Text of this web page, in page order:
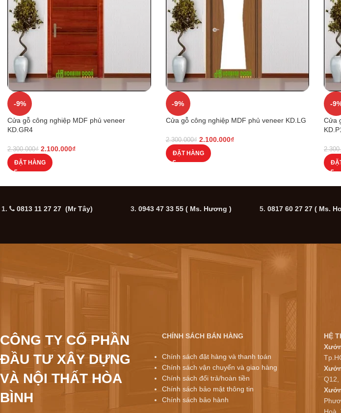
-9%
Cửa gỗ công nghiệp MDF phủ veneer
KD.GR4
2.300.000₫ 2.100.000₫
ĐẶT HÀNG
-9%
Cửa gỗ công nghiệp MDF phủ veneer KD.LG
2.300.000₫ 2.100.000₫
ĐẶT HÀNG
-
Cửa
1. 0813 11 27 27 (Mr Tây) 3. 0943 47 33 55( Ms. Hương ) 5. 0817 60 27 27( Ms.
CÔNG TY CỔ PHẦN
ĐẦU TƯ XÂY DỰNG
VÀ NỘI THẤT HÒA
BÌNH
CHÍNH SÁCH BÁN HÀNG
Chính sách đặt hàng và thanh toán
Chính sách vận chuyển và giao hàng
Chính sách đổi trả/hoàn tiền
Chính sách bảo mật thông tin
Chính sách bảo hành
HỆ
Q12,